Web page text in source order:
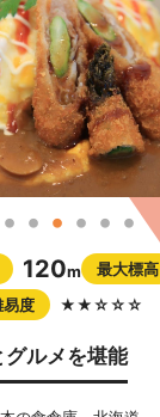
120m 最大標高
易度 ★★☆☆☆
ルメを堪能